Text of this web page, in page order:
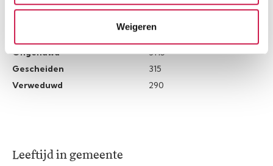
Weigeren
Burgerlijke staat
Ongehuwd
3115
Gescheiden
315
Verweduwd
290
Leeftijd in gemeente